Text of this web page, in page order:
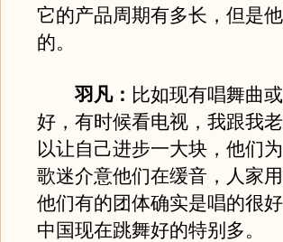
它的产品周期有多长，但是
的。
羽凡： 比如现有唱舞曲
好，有时候看电视，我跟我
以让自己进步一大块，他们
歌迷介意他们在缓音，人家
他们有的团体确实是唱的很
中国现在跳舞好的特别多。